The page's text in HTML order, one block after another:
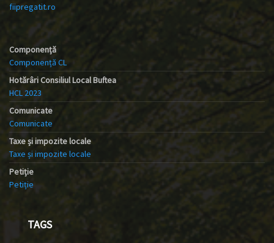
fiipregatit.ro
Componență
Componență CL
Hotărâri Consiliul Local Buftea
HCL 2023
Comunicate
Comunicate
Taxe și impozite locale
Taxe și impozite locale
Petiție
Petiție
TAGS